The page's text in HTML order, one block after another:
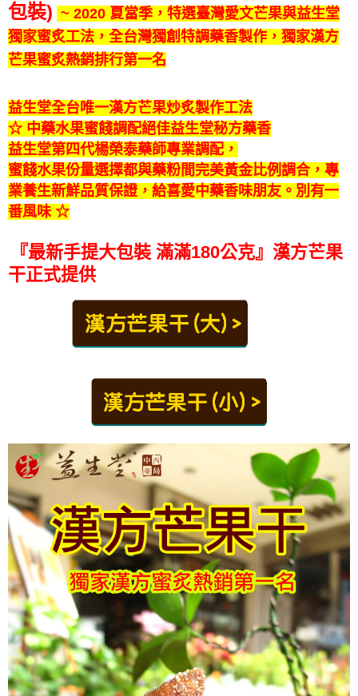
包裝) ~ 2020 夏當季，特選臺灣愛文芒果與益生堂
獨家蜜炙工法，全台灣獨創特調藥香製作，獨家漢方
芒果蜜炙熱銷排行第一名
益生堂全台唯一漢方芒果炒炙製作工法
☆ 中藥水果蜜餞調配絕佳益生堂秘方藥香
益生堂第四代楊榮泰藥師專業調配，
蜜餞水果份量選擇都與藥粉間完美黃金比例調合， 專
業養生新鮮品質保證，給喜愛中藥香味朋友。別有一
番風味 ☆
『最新手提大包裝 滿滿180公克』 漢方芒果
干正式提供